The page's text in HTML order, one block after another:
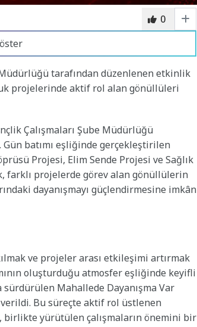
0
tarafından düzenlenen etkinlik
projelerinde aktif rol alan gönüllüleri
Çalışmaları Şube Müdürlüğü
batımı eşliğinde gerçekleştirilen
Projesi, Elim Sende Projesi ve Sağlık
farklı projelerde görev alan gönüllülerin
dayanışmayı güçlendirmesine imkân
ve projeler arası etkileşimi artırmak
oluşturduğu atmosfer eşliğinde keyifli
Mahallede Dayanışma Var
Bu süreçte aktif rol üstlenen
birlikte yürütülen çalışmaların önemini bir